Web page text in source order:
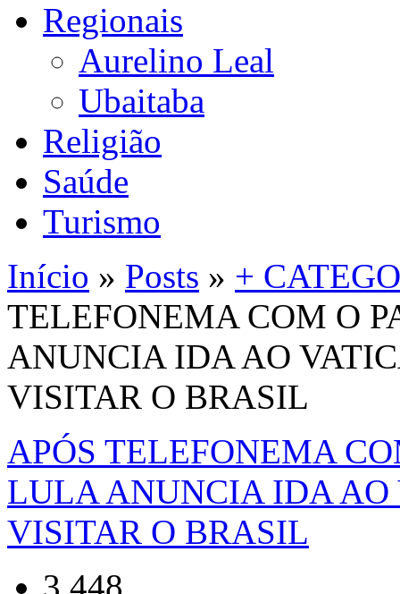
Regionais
Aurelino Leal
Ubaitaba
Religião
Saúde
Turismo
Início » Posts » +
TELEFONEMA COM O
ANUNCIA IDA AO
VISITAR O BRASIL
APÓS TELEFONEMA
LULA ANUNCIA IDA AO
VISITAR O BRASIL